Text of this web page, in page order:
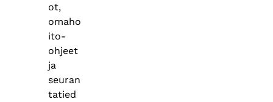
ot,
omaho
ito-
ohjeet
ja
seuran
tatied